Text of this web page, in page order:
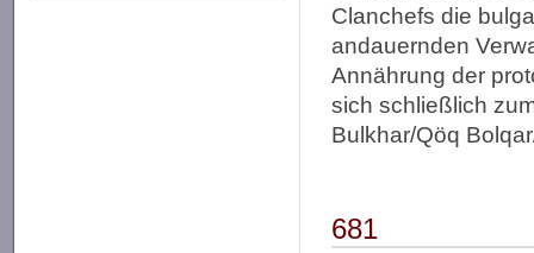
Clanchefs die
andauernden
Annährung der
sich schließlich
Bulkhar/Qöq
681